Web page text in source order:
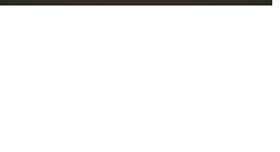
партия